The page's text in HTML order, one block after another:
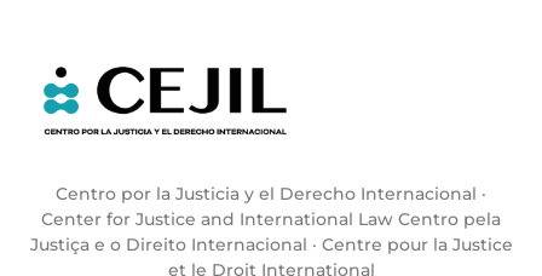
Centro por la Justicia y el Derecho Internacional ·
Center for Justice and International Law Centro pela
Justiça e o Direito Internacional · Centre pour la Justice
et le Droit International